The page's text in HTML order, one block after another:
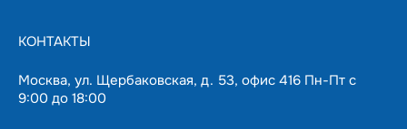
КОНТАКТЫ
Москва, ул. Щербаковская, д. 53, офис 416 Пн-Пт с
9:00 до 18:00